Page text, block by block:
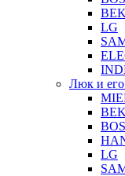
LG
Люк и его
LG